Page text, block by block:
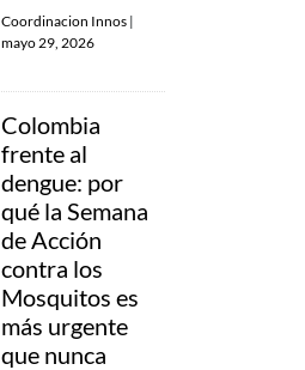
Coordinacion Innos |
mayo 29, 2026
Colombia
frente al
dengue: por
qué la Semana
de Acción
contra los
Mosquitos es
más urgente
que nunca